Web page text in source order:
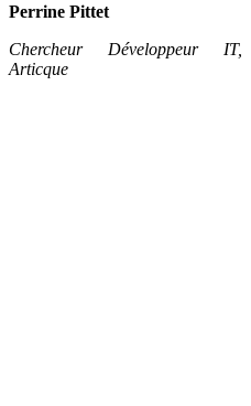
Perrine Pittet
Chercheur Développeur IT,
Articque